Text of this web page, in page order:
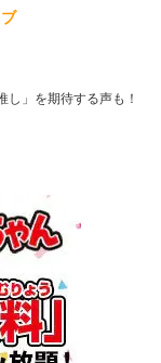
し」を期待する声も！